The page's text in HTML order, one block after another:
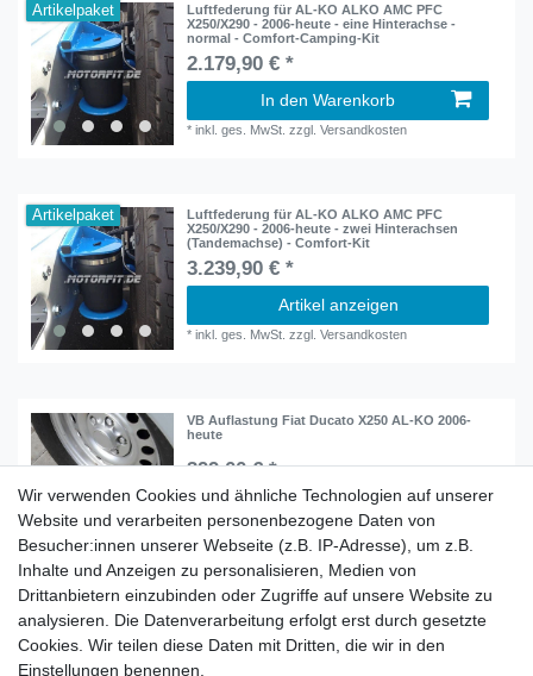
Artikelpaket
Luftfederung für AL-KO ALKO AMC PFC
X250/X290 - 2006-heute - eine Hinterachse -
normal - Comfort-Camping-Kit
2.179,90 € *
In den Warenkorb
*inkl. ges. MwSt. zzgl.Versandkosten
Artikelpaket
Luftfederung für AL-KO ALKO AMC PFC
X250/X290 - 2006-heute - zwei Hinterachsen
(Tandemachse) - Comfort-Kit
3.239,90 € *
Artikel anzeigen
*inkl. ges. MwSt. zzgl.Versandkosten
VB Auflastung Fiat Ducato X250 AL-KO 2006-
heute
399,00 € *
In den Warenkorb
Zahlung und Versand
Wir verwenden Cookies und ähnliche Technologien auf unserer
Website und verarbeiten personenbezogene Daten von
Besucher:innen unserer Webseite (z.B. IP-Adresse), um z.B.
Inhalte und Anzeigen zu personalisieren, Medien von
Drittanbietern einzubinden oder Zugriffe auf unsere Website zu
analysieren. Die Datenverarbeitung erfolgt erst durch gesetzte
Cookies. Wir teilen diese Daten mit Dritten, die wir in den
Einstellungen benennen.